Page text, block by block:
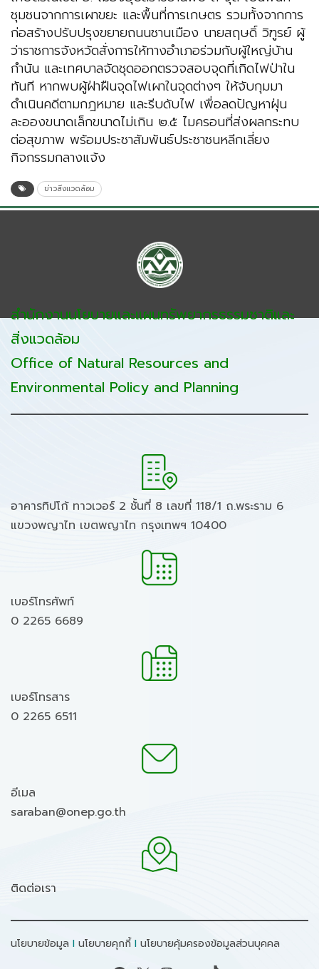
ชุมชนจากการเผาขยะ และพื้นที่การเกษตร รวมทั้งจากการ
ก่อสร้างปรับปรุงขยายถนนชานเมือง นายสฤษดิ์ วิฑูรย์ ผู้
ว่าราชการจังหวัดสั่งการให้ทางอำเภอร่วมกับผู้ใหญ่บ้าน
กำนัน และเทศบาลจัดชุดออกตรวจสอบจุดที่เกิดไฟป่าใน
ทันที หากพบผู้ฝ่าฝืนจุดไฟเผาในจุดต่างๆ ให้จับกุมมา
ดำเนินคดีตามกฎหมาย และรีบดับไฟ เพื่อลดปัญหาฝุ่น
ละอองขนาดเล็กขนาดไม่เกิน ๒.๕ ไมครอนที่ส่งผลกระทบ
ต่อสุขภาพ พร้อมประชาสัมพันธ์ประชาชนหลีกเลี่ยง
กิจกรรมกลางแจ้ง
ข่าวสิ่งแวดล้อม
สำนักงานนโยบายและแผนทรัพยากรธรรมชาติและ
สิ่งแวดล้อม
Office of Natural Resources and
Environmental Policy and Planning
อาคารทิปโก้ ทาวเวอร์ 2 ชั้นที่ 8 เลขที่ 118/1 ถ.พระราม 6
แขวงพญาไท เขตพญาไท กรุงเทพฯ 10400
เบอร์โทรศัพท์
0 2265 6689
เบอร์โทรสาร
0 2265 6511
อีเมล
saraban@onep.go.th
ติดต่อเรา
นโยบายข้อมูล I นโยบายคุกกี้ I นโยบายคุ้มครองข้อมูลส่วนบุคคล